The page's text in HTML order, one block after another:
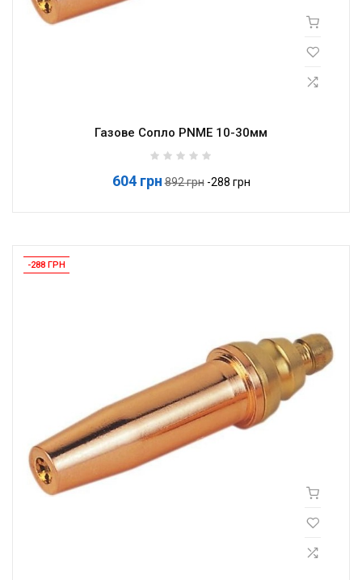
Газове Сопло PNME 10-30мм
604 грнБазова
892 грн -288 грн
-288 ГРН